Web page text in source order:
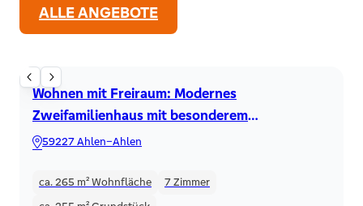
ALLE ANGEBOTE
Wohnen mit Freiraum: Modernes
Zweifamilienhaus mit besonderem
Wohnkomfort im Ahlener Westen!
59227 Ahlen–Ahlen
ca. 265 m²Wohnfläche 7Zimmer